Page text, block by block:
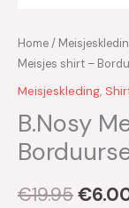
Home/
Meisjes shirt –
Meisjeskleding,
B.Nosy
€19.95€